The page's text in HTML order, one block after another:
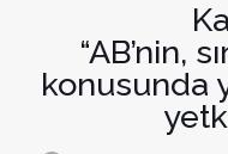
“AB’nin,
konusunda